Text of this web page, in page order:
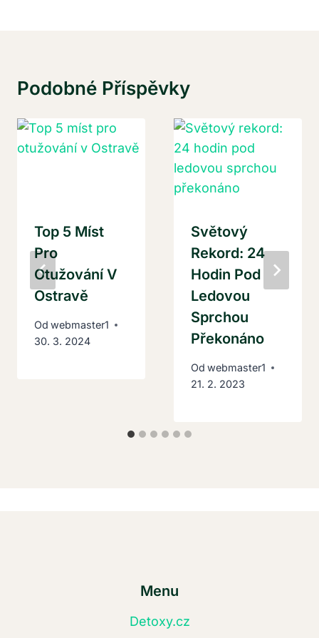
Podobné Příspěvky
Top 5 Míst
Pro
Otužování V
Ostravě
Od webmaster1
30. 3. 2024
Světový
Rekord: 24
Hodin Pod
Ledovou
Sprchou
Překonáno
Od webmaster1
21. 2. 2023
Menu
Detoxy.cz